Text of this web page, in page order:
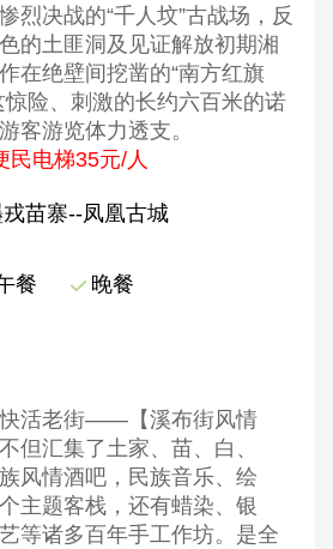
烈决战的“千人坟”古战场，反
的土匪洞及见证解放初期湘
在绝壁间挖凿的“南方红旗
惊险、刺激的长约六百米的诺
客游览体力透支。
电梯35元/人
苗寨--凤凰古城
餐 晚餐
活老街——【溪布街风情
但汇集了土家、苗、白、
风情酒吧，民族音乐、绘
主题客栈，还有蜡染、银
等诸多百年手工作坊。是全